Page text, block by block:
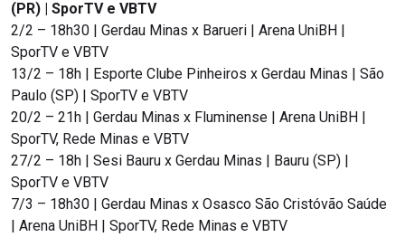
(PR) | SporTV e VBTV
2/2 – 18h30 | Gerdau Minas x Barueri | Arena UniBH |
SporTV e VBTV
13/2 – 18h | Esporte Clube Pinheiros x Gerdau Minas | São
Paulo (SP) | SporTV e VBTV
20/2 – 21h | Gerdau Minas x Fluminense | Arena UniBH |
SporTV, Rede Minas e VBTV
27/2 – 18h | Sesi Bauru x Gerdau Minas | Bauru (SP) |
SporTV e VBTV
7/3 – 18h30 | Gerdau Minas x Osasco São Cristóvão Saúde
| Arena UniBH | SporTV, Rede Minas e VBTV